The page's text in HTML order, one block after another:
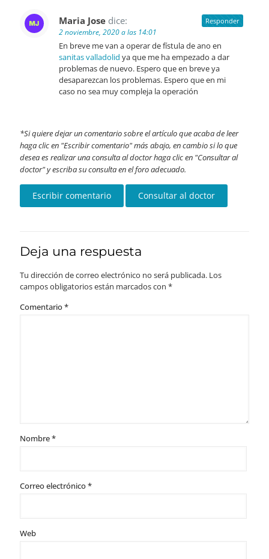
Maria Jose dice:
2 noviembre, 2020 a las 14:01
En breve me van a operar de fístula de ano en
sanitas valladolid ya que me ha empezado a dar
problemas de nuevo. Espero que en breve ya
desaparezcan los problemas. Espero que en mi
caso no sea muy compleja la operación
Responder
Si quiere dejar un comentario sobre el artículo que acaba de leer
haga clic en "Escribir comentario" más abajo, en cambio si lo que
desea es realizar una consulta al doctor haga clic en "Consultar al
doctor" y escriba su consulta en el foro adecuado.
Deja una respuesta
Tu dirección de correo electrónico no será publicada. Los
campos obligatorios están marcados con *
Comentario*
Nombre*
Correo electrónico*
Web